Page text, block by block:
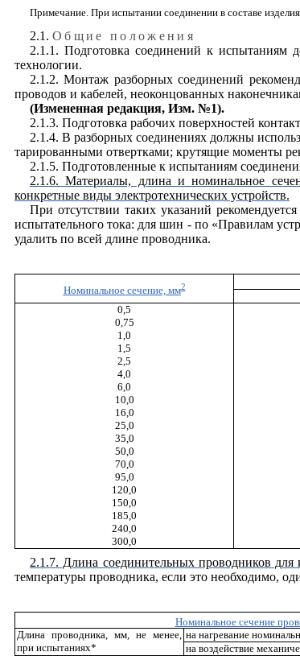
Примечание. При испытании соединении в составе
2.1. Общие положения
2.1.1. Подготовка соединений к испытаниям
технологии.
2.1.2. Монтаж разборных соединений
проводов и кабелей, неоконцованных
(Измененная редакция, Изм. №1).
2.1.3. Подготовка рабочих поверхностей
2.1.4. В разборных соединениях должны
тарированными отвертками; крутящие моменты
2.1.5. Подготовленные к испытаниям
2.1.6. Материалы, длина и номинальное
конкретные виды электротехнических устройств.
При отсутствии таких указаний
испытательного тока: для шин - по «Правилам
удалить по всей длине проводника.
Номинальное сечение, мм2
0,5
0,75
1,0
1,5
2,5
4,0
6,0
10,0
16,0
25,0
35,0
50,0
70,0
95,0
120,0
150,0
185,0
240,0
300,0
2.1.7. Длина соединительных проводников для
температуры проводника, если это необходимо,
Номинальное сечение
Длина проводника, мм, не менее,
при испытаниях*
на нагревание
на воздействие